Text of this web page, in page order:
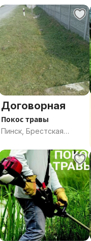
область
Договорная
Покос травы
Пинск, Брестская